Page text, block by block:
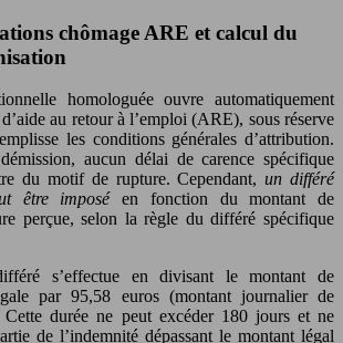
chômage ARE et calcul du
homologuée ouvre automatiquement
au retour à l’emploi (ARE), sous réserve
les conditions générales d’attribution.
aucun délai de carence spécifique
du motif de rupture. Cependant,un différé
être imposé en fonction du montant de
perçue, selon la règle du différé spécifique
s’effectue en divisant le montant de
par 95,58 euros (montant journalier de
Cette durée ne peut excéder 180 jours et ne
de l’indemnité dépassant le montant légal